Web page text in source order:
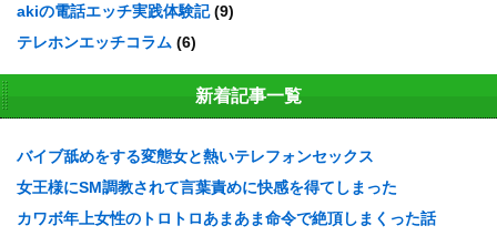
akiの電話エッチ実践体験記(9)
テレホンエッチコラム (6)
新着記事一覧
バイブ舐めをする変態女と熱いテレフォンセックス
女王様にSM調教されて言葉責めに快感を得てしまった
カワボ年上女性のトロトロあまあま命令で絶頂しまくった話